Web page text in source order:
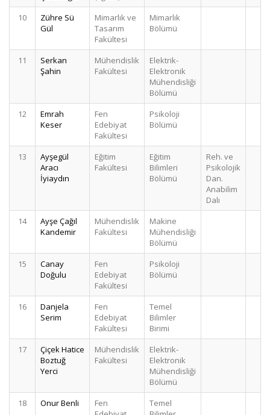
10
Zühre Sü
Gül
Mimarlık ve
Tasarım
Fakültesi
Mimarlık
Bölümü
11
Serkan
Şahin
Mühendislik
Fakültesi
Elektrik-
Elektronik
Mühendisliği
Bölümü
12
Emrah
Keser
Fen
Edebiyat
Fakültesi
Psikoloji
Bölümü
13
Ayşegül
Aracı
İyiaydın
Eğitim
Fakültesi
Eğitim
Bilimleri
Bölümü
Reh. ve
Psikolojik
Dan.
Anabilim
Dalı
14
Ayşe Çağıl
Kandemir
Mühendislik
Fakültesi
Makine
Mühendisliği
Bölümü
15
Canay
Doğulu
Fen
Edebiyat
Fakültesi
Psikoloji
Bölümü
16
Danjela
Serim
Fen
Edebiyat
Fakültesi
Temel
Bilimler
Birimi
17
Çiçek Hatice
Boztuğ
Yerci
Mühendislik
Fakültesi
Elektrik-
Elektronik
Mühendisliği
Bölümü
18 Onur Benli
Fen
Temel